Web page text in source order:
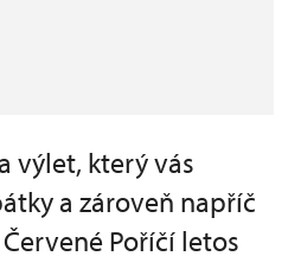
výlet, který vás
a zároveň napříč
Poříčí letos